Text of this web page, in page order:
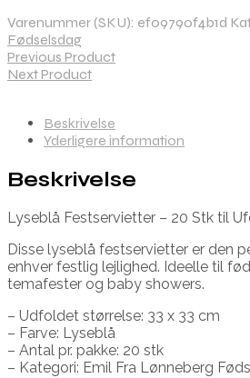
Varenummer (SKU): ef09790f4b1d
Fødselsdag
Previous Product
Next Product
Beskrivelse
Yderligere information
Beskrivelse
Lyseblå Festservietter – 20 Stk til
Disse lyseblå festservietter er den
enhver festlig lejlighed. Ideelle til
temafester og baby showers.
– Udfoldet størrelse: 33 x 33 cm
– Farve: Lyseblå
– Antal pr. pakke: 20 stk
– Kategori: Emil Fra Lønneberg